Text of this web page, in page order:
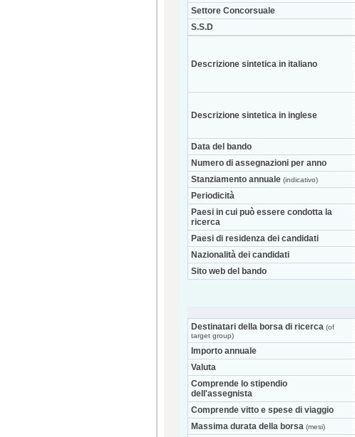
Settore Concorsuale
S.S.D
Descrizione sintetica in italiano
Descrizione sintetica in inglese
Data del bando
Numero di assegnazioni per anno
Stanziamento annuale (indicativo)
Periodicità
Paesi in cui può essere condotta la
ricerca
Paesi di residenza dei candidati
Nazionalità dei candidati
Sito web del bando
Destinatari della borsa di ricerca (of
target group)
Importo annuale
Valuta
Comprende lo stipendio
dell'assegnista
Comprende vitto e spese di viaggio
Massima durata della borsa (mesi)